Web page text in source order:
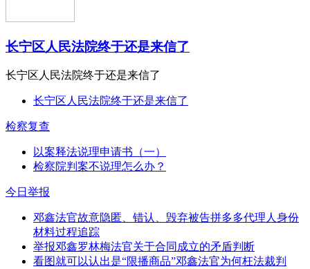
长宁区人民法院终于还是来信了
长宁区人民法院终于还是来信了
长宁区人民法院终于还是来信了
检察复查
以案释法说理申请书（一）
检察院判案不说理怎么办？
今日举报
邓鑫法官故意隐匿、错认、毁弃被告拼多多代理人身份
材料过程追踪
举报邓鑫罗林梅法官关于合同成立的矛盾判断
看图就可以认出是“限播商品”邓鑫法官为何枉法裁判